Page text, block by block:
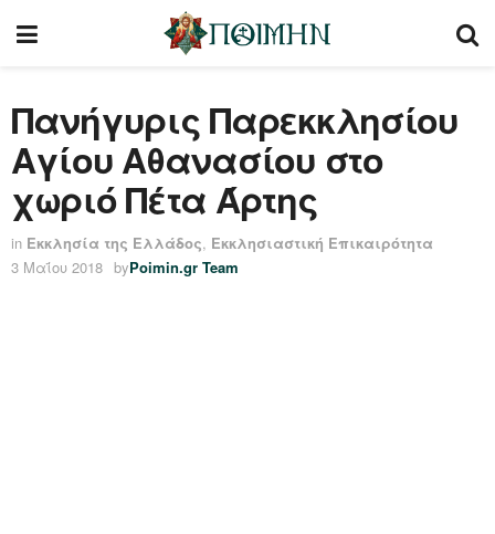
Πανήγυρις Παρεκκλησίου
Αγίου Αθανασίου στο
χωριό Πέτα Άρτης
in Εκκλησία της Ελλάδος, Εκκλησιαστική Επικαιρότητα
3 Μαΐου 2018 byPoimin.gr Team